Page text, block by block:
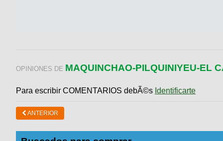
OPINIONES DE MAQUINCHAO-PILQUINIYEU-EL
Para escribir COMENTARIOS debÃ©s Identificarte
ANTERIOR